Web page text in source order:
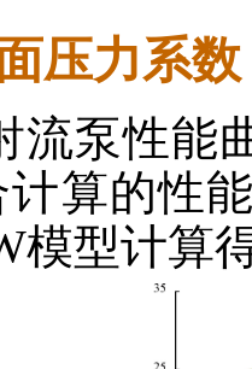
压力系数
流泵性能
算的性
模型计算